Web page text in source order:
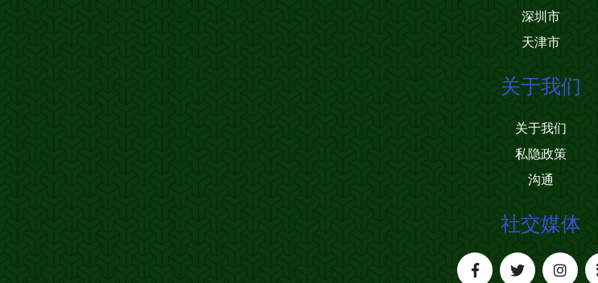
深圳市
天津市
关于我们
关于我们
私隐政策
沟通
社交媒体